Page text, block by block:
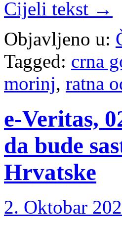
Cijeli tekst →
Objavljeno u:
Tagged: crna
morinj, ratna
e-Veritas,
da bude
Hrvatske
2. Oktobar